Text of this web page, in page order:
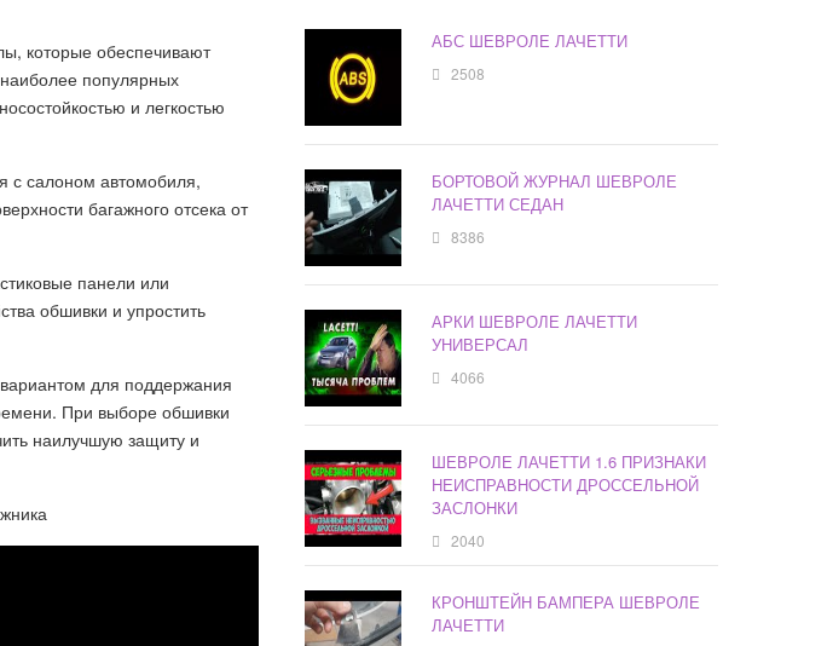
которые обеспечивают
популярных
и легкостью
с салоном автомобиля,
багажного отсека от
панели или
обшивки и упростить
для поддержания
При выборе обшивки
наилучшую защиту и
АБС ШЕВРОЛЕ ЛАЧЕТТИ
2508
БОРТОВОЙ ЖУРНАЛ ШЕВРОЛЕ
ЛАЧЕТТИ СЕДАН
8386
АРКИ ШЕВРОЛЕ ЛАЧЕТТИ
УНИВЕРСАЛ
4066
ШЕВРОЛЕ ЛАЧЕТТИ 1.6 ПРИЗНАКИ
НЕИСПРАВНОСТИ ДРОССЕЛЬНОЙ
ЗАСЛОНКИ
2040
КРОНШТЕЙН БАМПЕРА ШЕВРОЛЕ
ЛАЧЕТТИ